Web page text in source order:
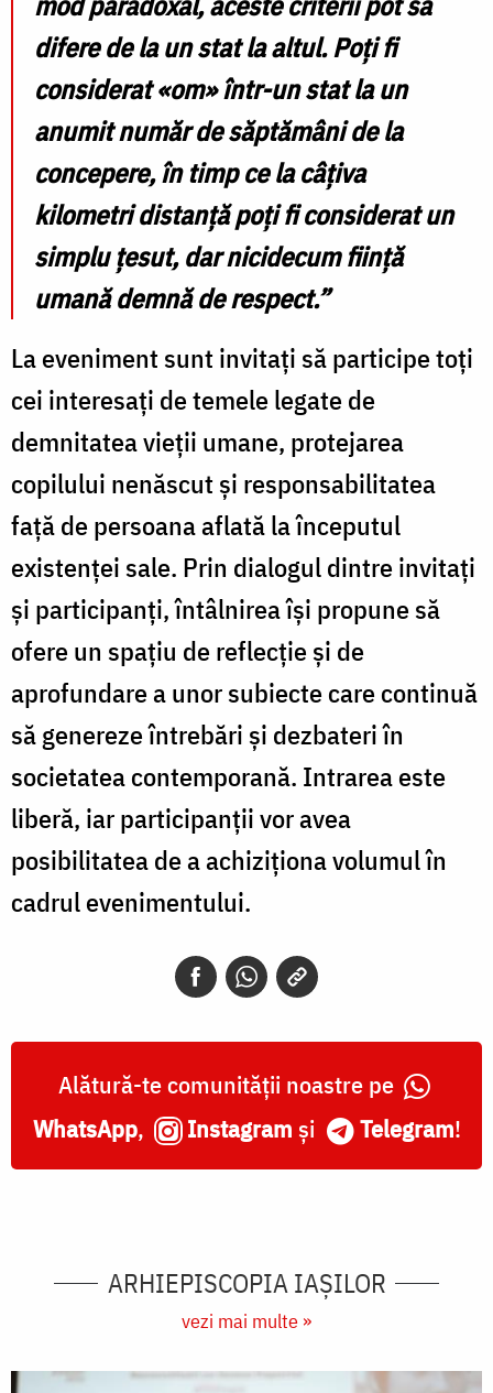
difere de la un stat la altul. Poți fi
considerat «om» într-un stat la un
anumit număr de săptămâni de la
concepere, în timp ce la câțiva
kilometri distanță poți fi considerat un
simplu țesut, dar nicidecum ființă
umană demnă de respect.”
La eveniment sunt invitați să participe toți
cei interesați de temele legate de
demnitatea vieții umane, protejarea
copilului nenăscut și responsabilitatea
față de persoana aflată la începutul
existenței sale. Prin dialogul dintre invitați
și participanți, întâlnirea își propune să
ofere un spațiu de reflecție și de
aprofundare a unor subiecte care continuă
să genereze întrebări și dezbateri în
societatea contemporană. Intrarea este
liberă, iar participanții vor avea
posibilitatea de a achiziționa volumul în
cadrul evenimentului.
Alătură-te comunității noastre pe
WhatsApp, Instagram și Telegram!
ARHIEPISCOPIA IAŞILOR
vezi mai multe »